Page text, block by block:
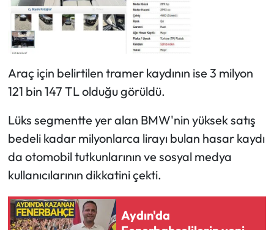
Araç için belirtilen tramer kaydının ise 3 milyon
121 bin 147 TL olduğu görüldü.
Lüks segmentte yer alan BMW'nin yüksek satış
bedeli kadar milyonlarca lirayı bulan hasar kaydı
da otomobil tutkunlarının ve sosyal medya
kullanıcılarının dikkatini çekti.
Aydın'da